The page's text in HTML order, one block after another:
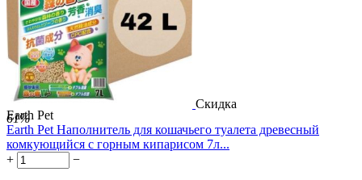
Скидка
61%
Earth Pet
Earth Pet Наполнитель для кошачьего туалета древесный
комкующийся с горным кипарисом 7л...
+
−